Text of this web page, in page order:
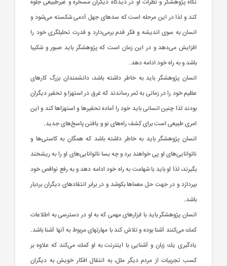
نگاه‌ پژوهشگر و نظرات‌ او در دیدگاه‌ دیگران‌ مسخره‌ و غیرطبیعی‌ جلوه‌
كند و لذا در این‌ مرحله‌ است‌ كه‌ سدهای‌ جهل‌ آدمی‌ شكسته‌ می‌شود و
انسان‌ به‌ سوی‌ اندیشه‌ و فكر قدم‌ برمی‌دارد و قدرت‌ تحلیلگری‌ خود را
افزایش‌ می‌دهد و در این‌ زمان‌ است‌ كه‌ پژوهشگر باید صبور و شكیبا
باشد و به‌ راه‌ خود ادامه‌ دهد.
انسان‌ پژوهشگر باید به‌ خاطر داشته‌ باشد، دانشمندان‌ بزرگ‌ كارهای‌
عظیم‌ خود را در زمانی‌ به‌ ثمر رساندند كه‌ غرق‌ در استهزا و تحقیر دیگران‌
بودند لذا چنین‌ انسانی‌ باید خود را آماده‌ تحقیرها و استهزاها كند و این‌
امری‌ طبیعی‌ است‌ برای‌ كشف‌ راه‌های‌ نو و یافتن‌ پاسخ‌های‌ جدید.
انسان‌ پژوهشگر باید به‌ خاطر داشته‌ باشد كه‌ همگان‌ به‌ كاستی‌ها و
ناتوانایی‌های‌ او پی‌ خواهند برد و چه‌ بسا ناتوانایی‌های‌ او را به‌ ریشخند
بگیرند، لذا او باید با شهامت‌ به‌ راه‌ خود ادامه‌ دهد و به‌ رفع‌ نواقص خود
بپردازد و در جهت‌ حل‌ معماها بكوشد و در برابر انتقادهای‌ دیگران‌ بردبار
باشد.
انسان‌ پژوهشگر باید با ابزارهای‌ مهمی‌ كه‌ به‌ او در دسترسی‌ به‌ اطلاعات‌
كمك‌ می‌كنند آشنا بوده‌ و تلاش‌ كند با مهارتهای‌ مربوط‌ به‌ آنها آشنا باشد.
یادگیری‌ یك‌ زبان‌ و آشنایی‌ با اینترنت‌ به‌ او كمك‌ می‌كند كه‌ علاوه‌ بر
كسب‌ تجربیات‌ از مردم‌ دیگر ملل‌، به‌ انتقال‌ افكار خویش‌ به‌ دیگران‌